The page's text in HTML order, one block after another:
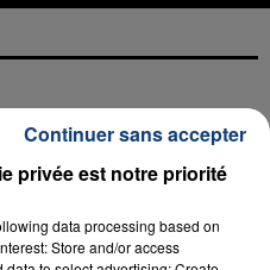
privée est notre priorité
data processing based on
Store and/or access
Continuer sans accepter